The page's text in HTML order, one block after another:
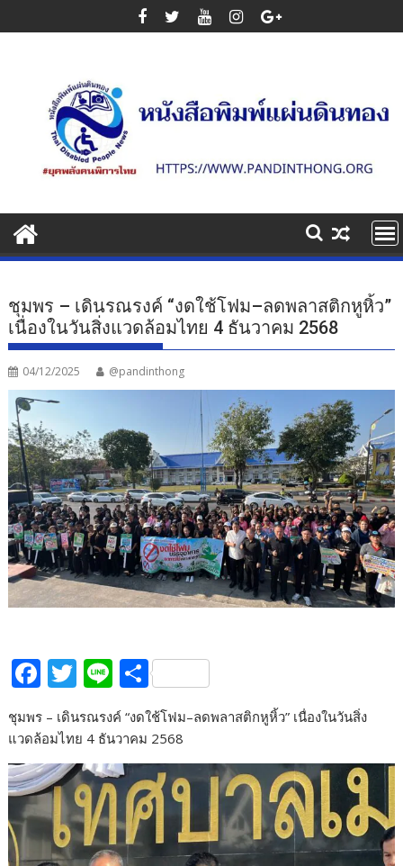
to
ชุมพร – เดินรณรงค์ “งดใช้โฟม–ลดพลาสติกหูหิ้ว”
เนื่องในวันสิ่งแวดล้อมไทย 4 ธันวาคม 2568
04/12/2025 @pandinthong
F
ac
e
b
o
o
k
T
itt
er
Li
n
e
S
h
ar
e
ชุมพร – เดินรณรงค์ “งดใช้โฟม–ลดพลาสติกหูหิ้ว” เนื่องในวันสิ่ง
แวดล้อมไทย 4 ธันวาคม 2568